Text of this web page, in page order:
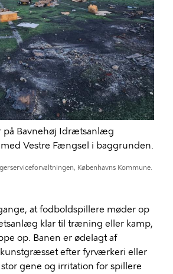
på Bavnehøj Idrætsanlæg
Vestre Fængsel i baggrunden.
Københavns Kommune.
at fodboldspillere møder op
klar til træning eller kamp,
op. Banen er ødelagt af
efter fyrværkeri eller
stor gene og irritation for spillere